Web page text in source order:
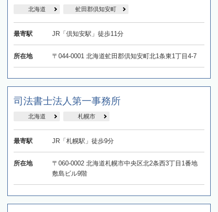
北海道 虻田郡倶知安町
最寄駅 JR「倶知安駅」徒歩11分
所在地 〒044-0001 北海道虻田郡倶知安町北1条東1丁目4-7
司法書士法人第一事務所
北海道 札幌市
最寄駅 JR「札幌駅」徒歩9分
所在地
〒060-0002 北海道札幌市中央区北2条西3丁目1番地
敷島ビル9階